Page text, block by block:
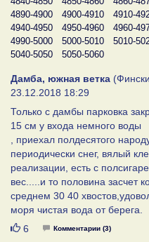
4890-4900
4900-4910 4910-
4940-4950
4950-4960 4960-
4990-5000
5000-5010 5010-
5040-5050
5050-5060
Дамба, южная ветка
23.12.2018 18:29
Только с дамбы парковка
15 см у входа немного воды
, приехал полдесятого
периодически снег, вялый
реализации, есть с
вес.....и то половина засчет
среднем 30 40
моря чистая вода от берега.
Нравится
6 Комментарии (3)